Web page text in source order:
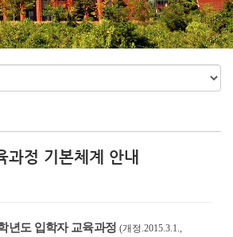
과정 기본체계 안내
년도 입학자 교육과정 (개정.2015.3.1.,